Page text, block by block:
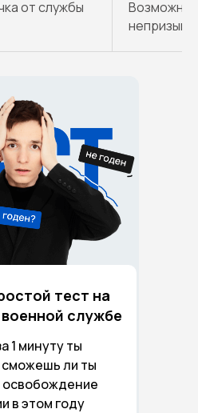
от службы
Возможно
1 минуту ты
ли ты
освобождение
в этом году
тест на
службе